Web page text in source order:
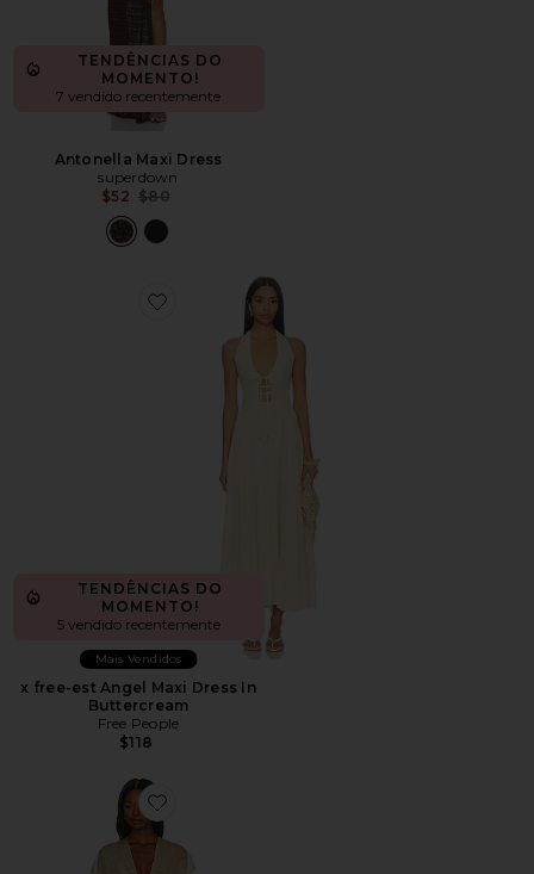
TENDÊNCIAS DO
MOMENTO!
7 vendido recentemente
Antonella Maxi Dress
superdown
$52 Previous price:
$80
Favorite x free-est Angel Maxi Dress In Buttercream
TENDÊNCIAS DO
MOMENTO!
5 vendido recentemente
Mais Vendidos
x free-est Angel Maxi Dress In
Buttercream
Free People
$118
Favorite Finge Short Caftan